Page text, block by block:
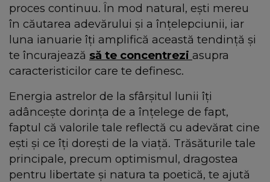
proces continuu. În mod natural, ești mereu
în căutarea adevărului și a înțelepciunii, iar
luna ianuarie îți amplifică această tendință și
te încurajează să te concentrezi asupra
caracteristicilor care te definesc.
Energia astrelor de la sfârșitul lunii îți
adâncește dorința de a înțelege de fapt,
faptul că valorile tale reflectă cu adevărat cine
ești și ce îți dorești de la viață. Trăsăturile tale
principale, precum optimismul, dragostea
pentru libertate și natura ta poetică, te ajută